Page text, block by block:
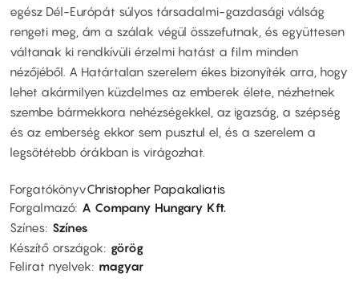
egész Dél-Európát súlyos társadalmi-gazdasági válság
rengeti meg, ám a szálak végül összefutnak, és együttesen
váltanak ki rendkívüli érzelmi hatást a film minden
nézőjéből. A Határtalan szerelem ékes bizonyíték arra, hogy
lehet akármilyen küzdelmes az emberek élete, nézhetnek
szembe bármekkora nehézségekkel, az igazság, a szépség
és az emberség ekkor sem pusztul el, és a szerelem a
legsötétebb órákban is virágozhat.
ForgatókönyvChristopher Papakaliatis
Forgalmazó A Company Hungary Kft.
Színes Színes
Készítő országok
görög
Felirat nyelvek
magyar